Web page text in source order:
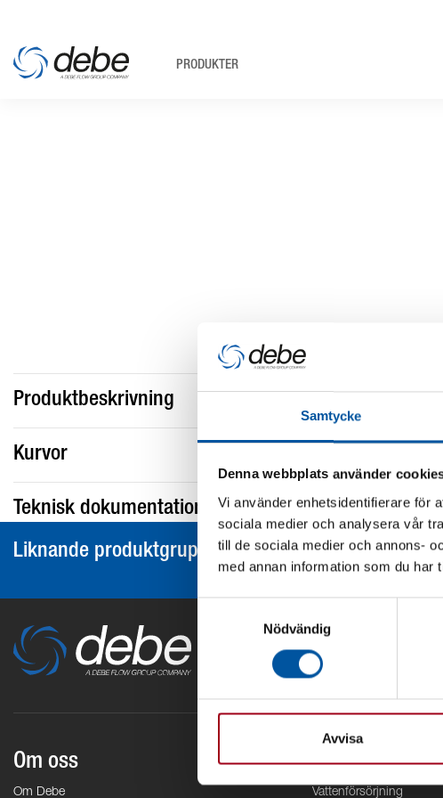
Samtycke
Denna webbplats använder
Vi använder enhetsidentifierare för
sociala medier och analysera vår
till de sociala medier och annons-
med annan information som du har
Nödvändig
Avvisa
PRODUKTER
Produktbeskrivning
Kurvor
Teknisk dokumentation
Liknande produktgrupper
Om oss
Om Debe
Områden
Vattenförsörjning